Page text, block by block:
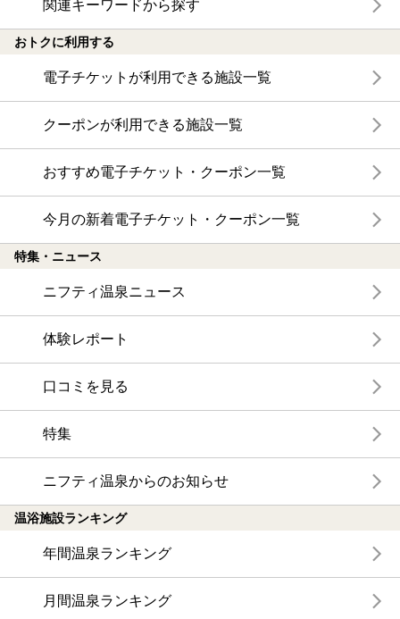
関連キーワードから探す
おトクに利用する
電子チケットが利用できる施設一覧
クーポンが利用できる施設一覧
おすすめ電子チケット・クーポン一覧
今月の新着電子チケット・クーポン一覧
特集・ニュース
ニフティ温泉ニュース
体験レポート
口コミを見る
特集
ニフティ温泉からのお知らせ
温浴施設ランキング
年間温泉ランキング
月間温泉ランキング